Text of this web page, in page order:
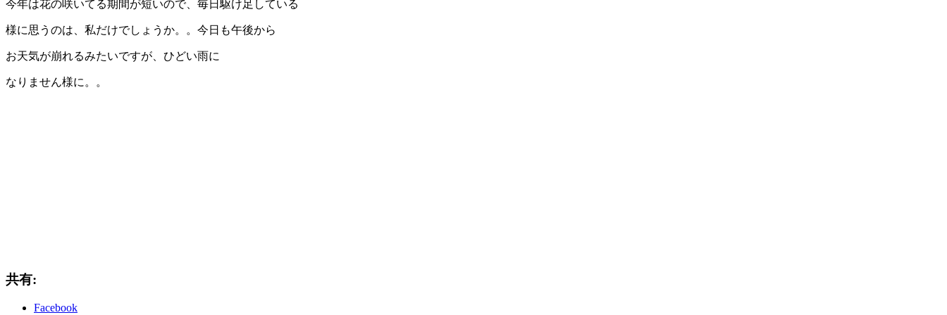
今年は花の咲いてる期間が短いので、毎日駆け足している
様に思うのは、私だけでしょうか。。今日も午後から
お天気が崩れるみたいですが、ひどい雨に
なりません様に。。
共有:
Facebook